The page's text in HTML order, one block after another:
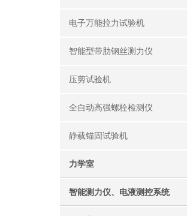
电子万能拉力试验机
智能型带肋钢丝测力仪
压剪试验机
全自动高强螺栓检测仪
静载锚固试验机
力学室
智能测力仪、电液测控系统